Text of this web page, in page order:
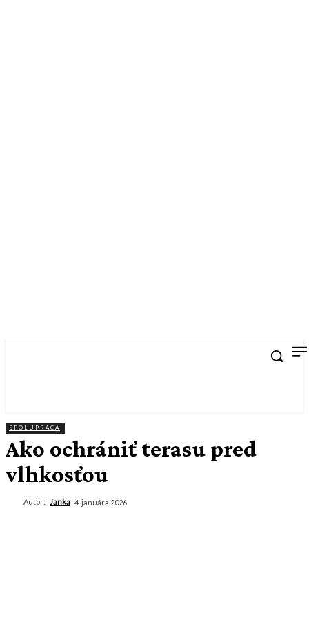
SPOLUPRÁCA
Ako ochrániť terasu pred
vlhkosťou
Autor: Janka 4. januára 2026